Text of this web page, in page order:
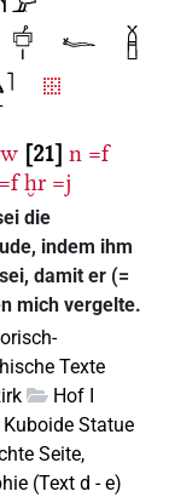
21 n =f
=f ḫr =j
die
indem ihm
damit er (=
mich vergelte.
Texte
Hof I
Kuboide Statue
Seite,
(Text d - e)